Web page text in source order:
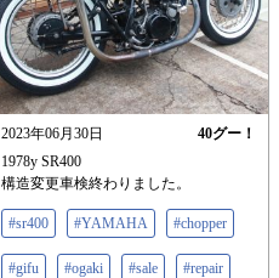
2023年06月30日 40グー！
1978y SR400
構造変更車検終わりました。
#sr400 #YAMAHA #chopper
#gifu #ogaki #sale #repair